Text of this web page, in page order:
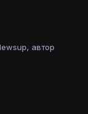
автор